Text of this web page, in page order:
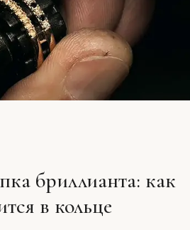
бриллианта: как
в кольце